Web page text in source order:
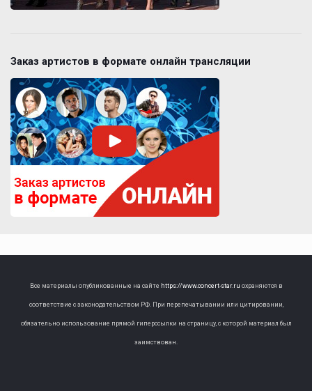
Заказ артистов в формате онлайн трансляции
Все материалы опубликованные на сайте https://www.concert-star.ru охраняются в
соответствие с законодательством РФ. При перепечатывании или цитировании,
обязательно использование прямой гиперссылки на страницу, с которой материал был
заимствован.